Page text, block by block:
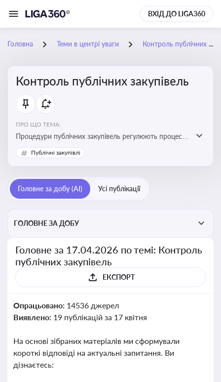
ВХІД ДО LIGA360
Головна Теми в центрі уваги Контроль публічних закупівель
Контроль публічних закупівель
ПРО ЩО ТЕМА:
Процедури публічних закупівель регулюють процес
придбання товарів, робіт і послуг державними
органами та підприємствами. Розуміння цих
юристам і бухгалтерам — забезпечити відповідність
законодавству
Публічні закупівлі
Головне за добу (AI) Усі публікації
ГОЛОВНЕ ЗА ДОБУ
Головне за 17.04.2026 по темі: Контроль
публічних закупівель
ЕКСПОРТ
Опрацьовано: 14536 джерел
Виявлено: 19 публікацій за 17 квітня
На основі зібраних матеріалів ми сформували
короткі відповіді на актуальні запитання. Ви
дізнаєтесь: